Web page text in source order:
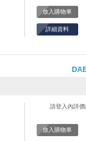
放入購物車
詳細資料
請登入內詳價
放入購物車